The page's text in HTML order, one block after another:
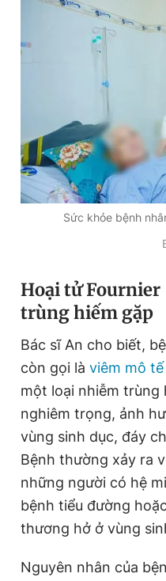
Sức khỏe bệnh
Hoại tử
trùng hiếm gặp
Bác sĩ An cho biết,
còn gọi là viêm mô
một loại nhiễm trùng
nghiêm trọng, ảnh
vùng sinh dục, đáy
Bệnh thường xảy ra
những người có hệ
bệnh tiểu đường
thương hở ở vùng
Nguyên nhân của